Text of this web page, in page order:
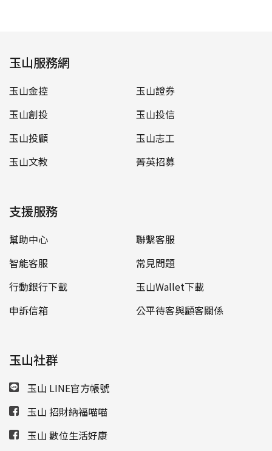
玉山服務網
玉山金控
玉山證券
玉山創投
玉山投信
玉山投顧
玉山志工
玉山文教
菁英招募
支援服務
幫助中心
聯繫客服
智能客服
常見問題
行動銀行下載
玉山Wallet下載
申訴信箱
公平待客與顧客關係
玉山社群
玉山 LINE官方帳號
玉山 招財納福喵喵
玉山 數位生活好康